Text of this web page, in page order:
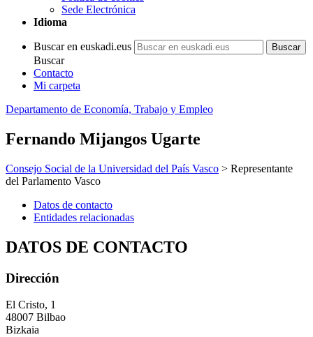
Sede Electrónica
Idioma
Buscar en euskadi.eus
Buscar
Contacto
Mi carpeta
Departamento de Economía, Trabajo y Empleo
Fernando Mijangos Ugarte
Consejo Social de la Universidad del País Vasco > Representante
del Parlamento Vasco
Datos de contacto
Entidades relacionadas
DATOS DE CONTACTO
Dirección
El Cristo, 1
48007 Bilbao
Bizkaia